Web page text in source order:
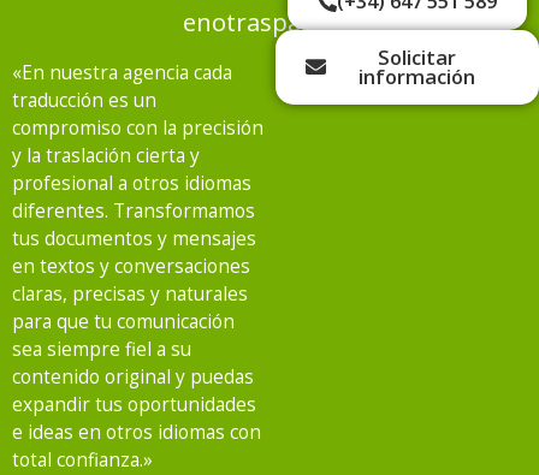
enotraspalabras.es
«En nuestra agencia cada
traducción es un
compromiso con la precisión
y la traslación cierta y
profesional a otros idiomas
diferentes. Transformamos
tus documentos y mensajes
en textos y conversaciones
claras, precisas y naturales
para que tu comunicación
sea siempre fiel a su
contenido original y puedas
expandir tus oportunidades
e ideas en otros idiomas con
total confianza.»
Solicitar
información